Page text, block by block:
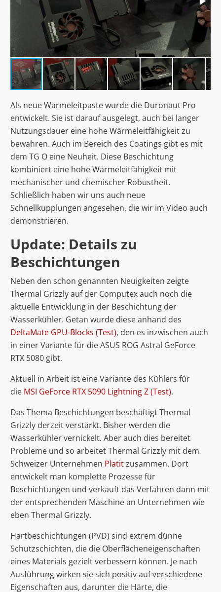
Als neue Wärmeleitpaste wurde die Duronaut Pro
entwickelt. Sie ist darauf ausgelegt, auch bei langer
Nutzungsdauer eine hohe Wärmeleitfähigkeit zu
bewahren. Auch im Bereich des Coatings gibt es mit
dem TG O eine Neuheit. Diese Beschichtung
kombiniert eine hohe Wärmeleitfähigkeit mit
mechanischer und chemischer Robustheit.
Schließlich haben wir uns auch neue
Schnellkupplungen angesehen, die wir im Video auch
demonstrieren.
Update: Details zu
Beschichtungen
Neben den schon genannten Neuigkeiten zeigte
Thermal Grizzly auf der Computex auch noch die
aktuelle Entwicklung in der Beschichtung der
Wasserkühler. Getan wurde diese anhand des
DeltaMate GPU-Blocks (Test), den es inzwischen auch
in einer Variante für die ASUS ROG Astral GeForce
RTX 5080 gibt.
Aktuell in Arbeit ist eine Variante des Kühlers für
die MSI GeForce RTX 5090 Lightning Z (Test).
Das Thema Beschichtungen beschäftigt Thermal
Grizzly derzeit verstärkt. Bisher werden die
Wasserkühler vernickelt. Aber auch dies bereitet
Probleme und so arbeitet Thermal Grizzly mit dem
Schweizer Unternehmen Platitzusammen. Dort
entwickelt man komplette Prozesse für
Beschichtungen und verkauft das Verfahren dann mit
der entsprechenden Maschine an Unternehmen wie
eben Thermal Grizzly.
Hartbeschichtungen (PVD) sind extrem dünne
Schutzschichten, die die Oberflächeneigenschaften
eines Materials gezielt verbessern können. Je nach
Ausführung wirken sie sich positiv auf verschiedene
Eigenschaften aus, darunter die Härte, die